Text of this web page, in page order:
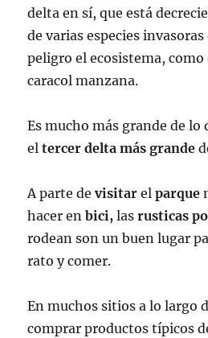
delta en sí, que está
de varias especies
peligro el ecosistema,
caracol manzana.
Es mucho más grande de lo
eltercer delta más grande
A parte devisitar elparque
hacer enbici, lasrusticas
rodean son un buen lugar
rato y comer.
En muchos sitios a lo largo
comprar productos típicos